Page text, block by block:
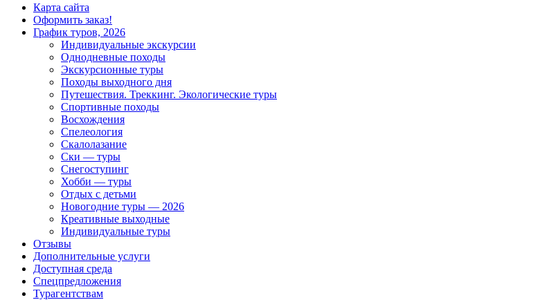
Карта сайта
Оформить заказ!
График туров, 2026
Индивидуальные экскурсии
Однодневные походы
Экскурсионные туры
Походы выходного дня
Путешествия. Треккинг. Экологические туры
Спортивные походы
Восхождения
Спелеология
Скалолазание
Ски — туры
Снегоступинг
Хобби — туры
Отдых с детьми
Новогодние туры — 2026
Креативные выходные
Индивидуальные туры
Отзывы
Дополнительные услуги
Доступная среда
Спецпредложения
Турагентствам